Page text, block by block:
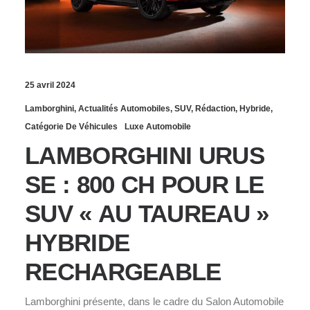
25 avril 2024
Lamborghini, Actualités Automobiles, SUV, Rédaction, Hybride,
Catégorie De Véhicules
Luxe Automobile
LAMBORGHINI URUS
SE : 800 CH POUR LE
SUV « AU TAUREAU »
HYBRIDE
RECHARGEABLE
Lamborghini présente, dans le cadre du Salon Automobile